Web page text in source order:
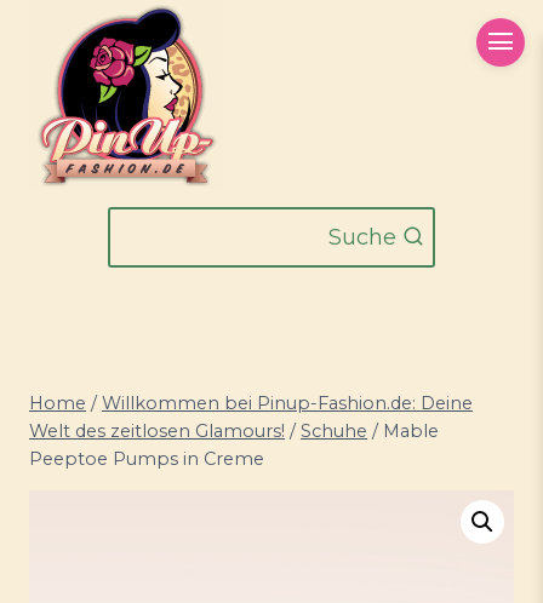
springen
Suche
Home / Willkommen bei Pinup-Fashion.de: Deine
Welt des zeitlosen Glamours! / Schuhe / Mable
Peeptoe Pumps in Creme